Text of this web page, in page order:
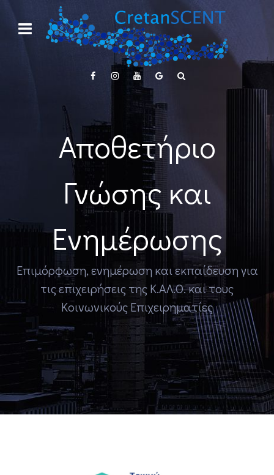
Αποθετήριο
Γνώσης και
Ενημέρωσης
Επιμόρφωση, ενημέρωση και εκπαίδευση για
τις επιχειρήσεις της Κ.ΑΛ.Ο. και τους
Κοινωνικούς Επιχειρηματίες